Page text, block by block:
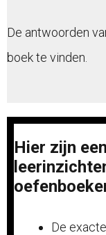
De antwoorden
boek te vinden.
Hier zijn
De